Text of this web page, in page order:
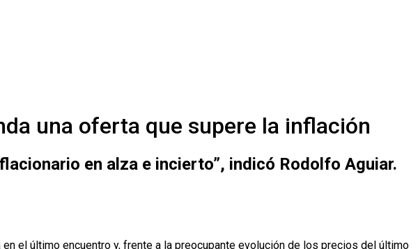
una oferta que supere la inflación
en alza e incierto”, indicó Rodolfo Aguiar.
el último encuentro y, frente a la preocupante evolución de los precios del último